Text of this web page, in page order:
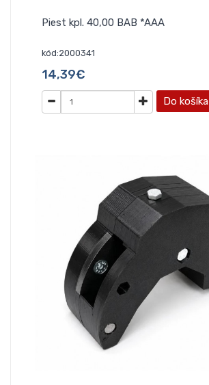
Piest kpl. 40,00 BAB *AAA
kód:2000341
14,39€
Do košíka